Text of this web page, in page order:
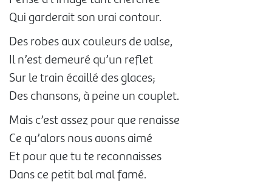
Qui garderait son vrai contour.
Des robes aux couleurs de valse,
Il n’est demeuré qu’un reflet
Sur le train écaillé des glaces;
Des chansons, à peine un couplet.
Mais c’est assez pour que renaisse
Ce qu’alors nous avons aimé
Et pour que tu te reconnaisses
Dans ce petit bal mal famé.